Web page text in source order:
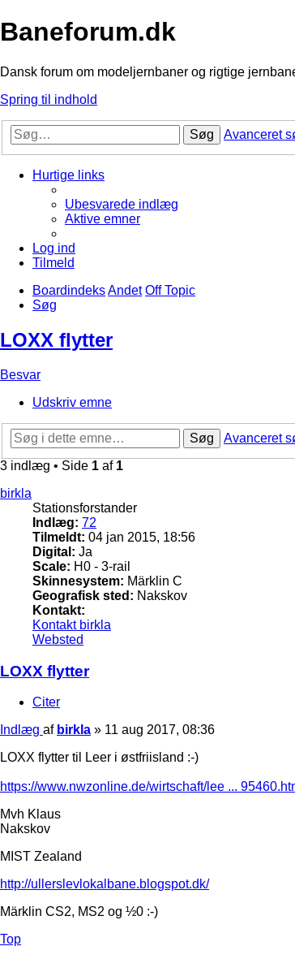
Baneforum.dk
Dansk forum om modeljernbaner og rigtige
Spring til indhold
Søg Avanceret
Hurtige links
Ubesvarede indlæg
Aktive emner
Log ind
Tilmeld
BoardindeksAndet Off Topic
Søg
LOXX flytter
Besvar
Udskriv emne
Søg
Avanceret
3 indlæg • Side 1 af 1
birkla
Stationsforstander
Indlæg: 72
Tilmeldt: 04 jan 2015, 18:56
Digital: Ja
Scale: H0 - 3-rail
Skinnesystem: Märklin C
Geografisk sted: Nakskov
Kontakt:
Kontakt birkla
Websted
LOXX flytter
Citer
Indlæg af birkla » 11 aug 2017, 08:36
LOXX flytter til Leer i østfriisland :-)
https://www.nwzonline.de/wirtschaft/lee ...
Mvh Klaus
Nakskov
MIST Zealand
http://ullerslevlokalbane.blogspot.dk/
Märklin CS2, MS2 og ½0 :-)
Top